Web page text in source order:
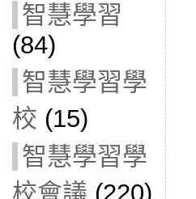
智慧學習
(84)
智慧學習學
校 (15)
智慧學習學
校會議 (220)